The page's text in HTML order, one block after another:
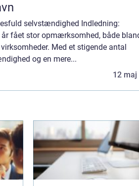
selvstændighed Indledning:
fået stor opmærksomhed, både
Med et stigende antal
og en mere...
12 maj